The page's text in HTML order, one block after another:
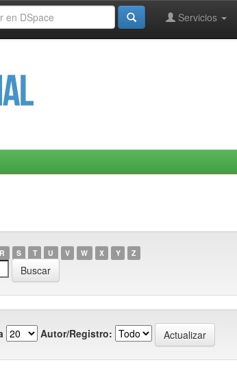
Servicios
R S T U V W X Y Z
Autor/Registro: